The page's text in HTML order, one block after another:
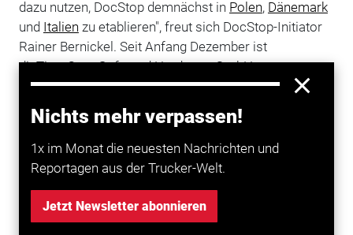
Nichts mehr verpassen!
1x im Monat die neuesten Nachrichten und
Reportagen aus der Trucker-Welt.
Jetzt Newsletter abonnieren
dazu nutzen, DocStop demnächst in Polen, Dänemark
und Italien zu etablieren", freut sich DocStop-Initiator
Rainer Bernickel. Seit Anfang Dezember ist
dieTimoCom Soft- und Hardware GmbH
neuer Partner des Netzwerks für medizinische Hilfe
unterwegs.
TimoCom ist Anbieter der Fracht- und
Laderaumbörse TCTruck @ Cargo
dazu bei, dasss die Nutzer unserer Online-Plattformen
gesund und sicher unterwegs sind. Wir stehen voll und